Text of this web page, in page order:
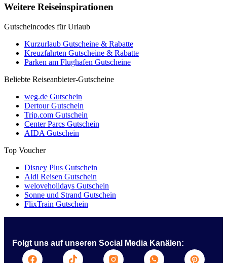
Weitere Reiseinspirationen
Gutscheincodes für Urlaub
Kurzurlaub Gutscheine & Rabatte
Kreuzfahrten Gutscheine & Rabatte
Parken am Flughafen Gutscheine
Beliebte Reiseanbieter-Gutscheine
weg.de Gutschein
Dertour Gutschein
Trip.com Gutschein
Center Parcs Gutschein
AIDA Gutschein
Top Voucher
Disney Plus Gutschein
Aldi Reisen Gutschein
weloveholidays Gutschein
Sonne und Strand Gutschein
FlixTrain Gutschein